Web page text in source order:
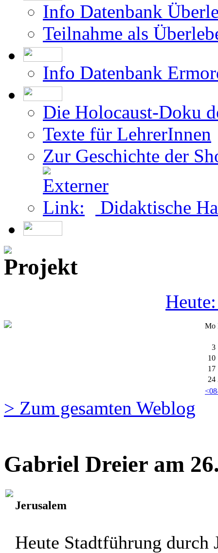
Info Datenbank
Teilnahme als
Info Datenbank
Die Holocaust-Doku
Texte für LehrerInnen
Zur Geschichte der
Didaktische
Mo
3
10
17
24
> Zum gesamten Weblog
Gabriel Dreier am
Jerusalem
Heute Stadtführung durch